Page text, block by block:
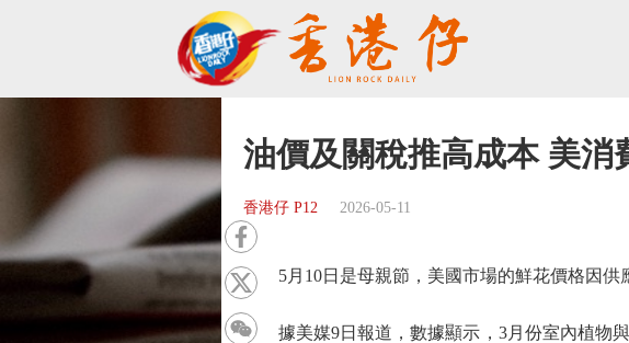
油價及關稅推高成本 美消
香港仔 P12 2026-05-11
5月10日是母親節，美國市場的鮮花價格因供應
據美媒9日報道，數據顯示，3月份室內植物與